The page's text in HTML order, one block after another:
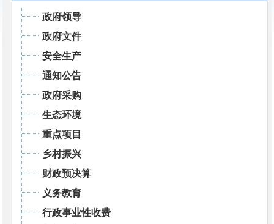
政府领导
政府文件
安全生产
通知公告
政府采购
生态环境
重点项目
乡村振兴
财政预决算
义务教育
行政事业性收费